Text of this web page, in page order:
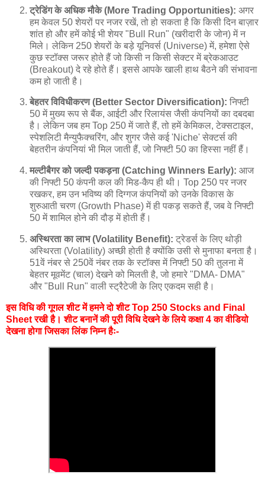
ट्रेडिंग के अधिक मौके (More Trading Opportunities): अगर
हम केवल 50 शेयरों पर नजर रखें, तो हो सकता है कि किसी दिन बाज़ार
शांत हो और हमें कोई भी शेयर "Bull Run" (खरीदारी के जोन) में न
मिले। लेकिन 250 शेयरों के बड़े यूनिवर्स (Universe) में, हमेशा ऐसे
कुछ स्टॉक्स जरूर होते हैं जो किसी न किसी सेक्टर में ब्रेकआउट
(Breakout) दे रहे होते हैं। इससे आपके खाली हाथ बैठने की संभावना
कम हो जाती है।
बेहतर विविधीकरण (Better Sector Diversification): निफ्टी
50 में मुख्य रूप से बैंक, आईटी और रिलायंस जैसी कंपनियों का दबदबा
है। लेकिन जब हम Top 250 में जाते हैं, तो हमें केमिकल, टेक्सटाइल,
स्पेशलिटी मैन्युफैक्चरिंग, और शुगर जैसे कई 'Niche' सेक्टर्स की
बेहतरीन कंपनियां भी मिल जाती हैं, जो निफ्टी 50 का हिस्सा नहीं हैं।
मल्टीबैगर को जल्दी पकड़ना (Catching Winners Early): आज
की निफ्टी 50 कंपनी कल की मिड-कैप ही थी। Top 250 पर नजर
रखकर, हम उन भविष्य की दिग्गज कंपनियों को उनके विकास के
शुरुआती चरण (Growth Phase) में ही पकड़ सकते हैं, जब वे निफ्टी
50 में शामिल होने की दौड़ में होती हैं।
अस्थिरता का लाभ (Volatility Benefit): ट्रेडर्स के लिए थोड़ी
अस्थिरता (Volatility) अच्छी होती है क्योंकि उसी से मुनाफा बनता है।
51वें नंबर से 250वें नंबर तक के स्टॉक्स में निफ्टी 50 की तुलना में
बेहतर मूवमेंट (चाल) देखने को मिलती है, जो हमारे "DMA- DMA"
और "Bull Run" वाली स्ट्रैटेजी के लिए एकदम सही है।
इस विधि की गूगल शीट में हमने दो शीट Top 250 Stocks and Final
Sheet रखी है। शीट बनानें की पूरी विधि देखने के लिये कक्षा 4 का वीडियो
देखना होगा जिसका लिंक निम्न हैः-